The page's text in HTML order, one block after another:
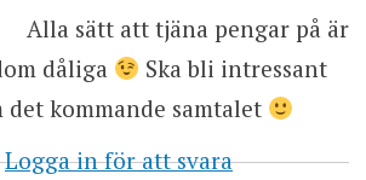
Alla sätt att tjäna pengar på är
dåliga
Ska bli intressant
det kommande samtalet
Logga in för att svara